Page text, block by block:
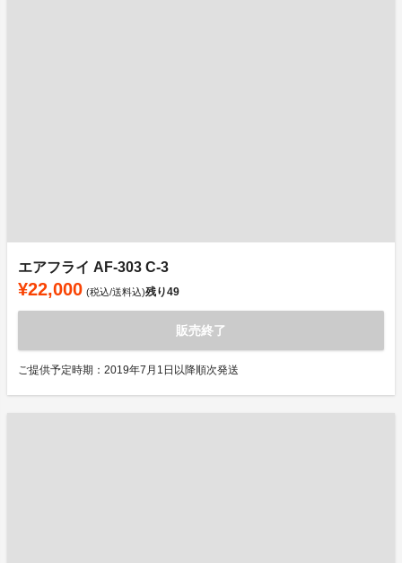
エアフライ AF-303 C-3
¥22,000 (税込/送料込)残り49
販売終了
ご提供予定時期：2019年7月1日以降順次発送